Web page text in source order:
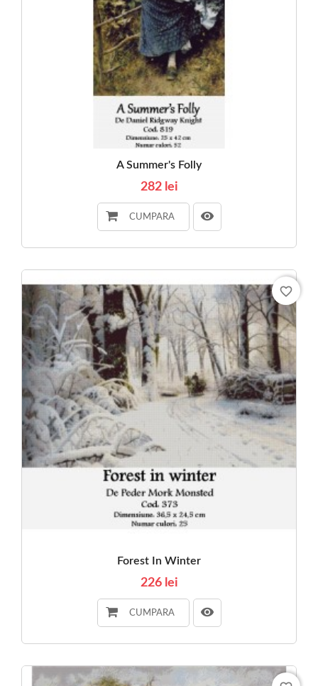
A Summer's Folly
282 lei
CUMPARA
Forest In Winter
226 lei
CUMPARA
favorite_border